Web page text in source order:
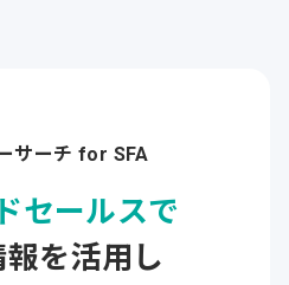
サーチ for SFA
セールスで
を活用し